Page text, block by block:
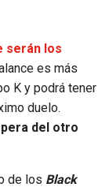
serán los
es más
K y podrá tener
duelo.
del otro
de los Black